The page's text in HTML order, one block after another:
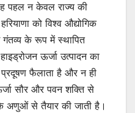
पहल न केवल राज्य की
को विश्व औद्योगिक
के रूप में स्थापित
ऊर्जा उत्पादन का
फैलाता है और न ही
सौर और पवन शक्ति से
अणुओं से तैयार की जाती है।